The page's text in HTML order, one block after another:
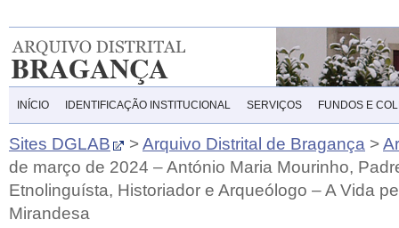
INÍCIO IDENTIFICAÇÃO INSTITUCIONAL SERVIÇOS FUNDOS E
Sites DGLAB >Arquivo Distrital de Bragança >
de março de 2024 – António Maria Mourinho,
Etnolinguísta, Historiador e Arqueólogo – A Vida
Mirandesa